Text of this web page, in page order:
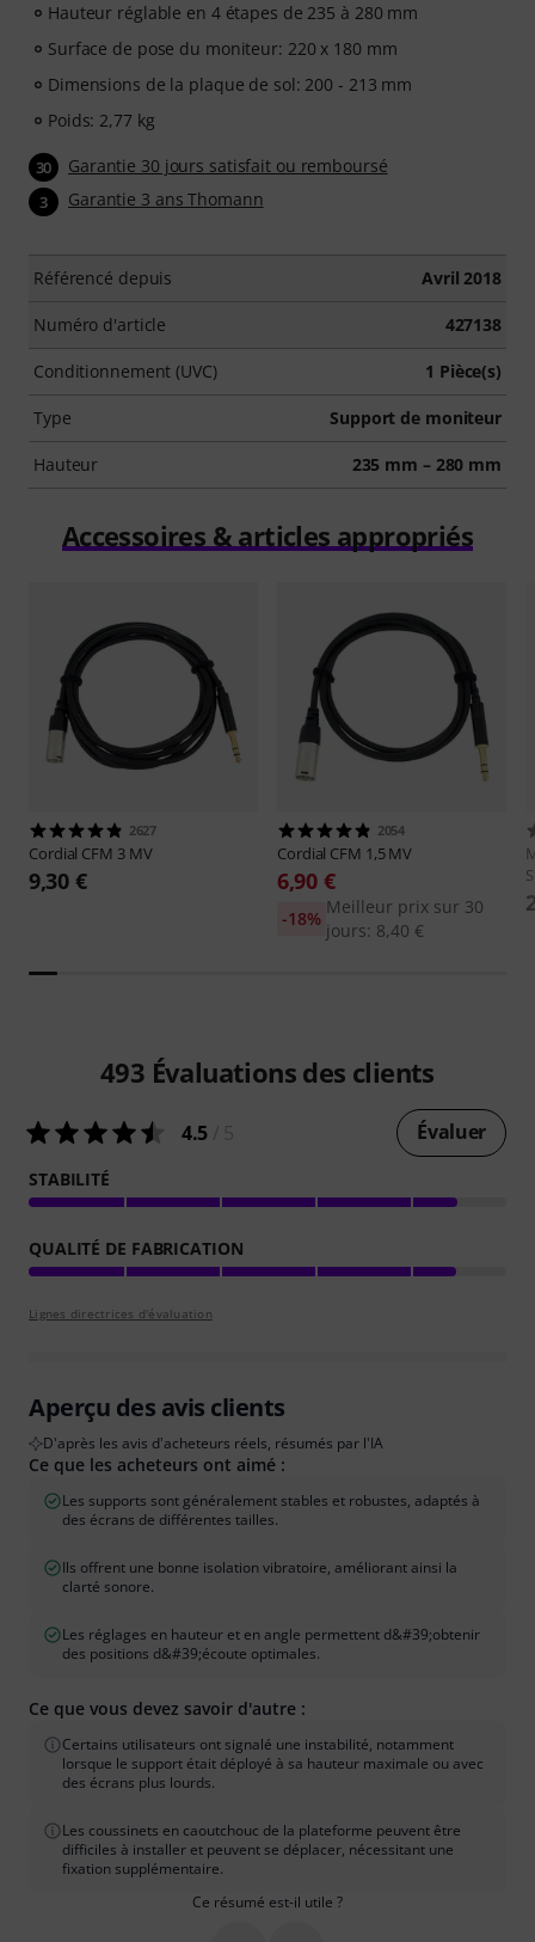
Hauteur réglable en 4 étapes de 235 à 280 mm
Surface de pose du moniteur: 220 x 180 mm
Dimensions de la plaque de sol: 200 - 213 mm
Poids: 2,77 kg
30 Garantie 30 jours satisfait ou remboursé
3 Garantie 3 ans Thomann
Référencé depuis Avril 2018
Numéro d'article 427138
Conditionnement (UVC) 1 Pièce(s)
Type Support de moniteur
Hauteur 235 mm – 280 mm
Accessoires & articles appropriés
2627
Cordial CFM 3 MV
9,30 €
2054
Cordial CFM 1,5 MV
6,90 €
Meilleur prix sur 30
jours: 8,40 €
-18%
493 Évaluations des clients
4.5 Évaluer
STABILITÉ
QUALITÉ DE FABRICATION
Lignes directrices d'évaluation
Aperçu des avis clients
D'après les avis d'acheteurs réels, résumés par l'IA
Ce que les acheteurs ont aimé :
Les supports sont généralement stables et robustes, adaptés à
des écrans de différentes tailles.
Ils offrent une bonne isolation vibratoire, améliorant ainsi la
clarté sonore.
Les réglages en hauteur et en angle permettent d&#39;obtenir
des positions d&#39;écoute optimales.
Ce que vous devez savoir d'autre :
Certains utilisateurs ont signalé une instabilité, notamment
lorsque le support était déployé à sa hauteur maximale ou avec
des écrans plus lourds.
Les coussinets en caoutchouc de la plateforme peuvent être
difficiles à installer et peuvent se déplacer, nécessitant une
fixation supplémentaire.
Ce résumé est-il utile ?